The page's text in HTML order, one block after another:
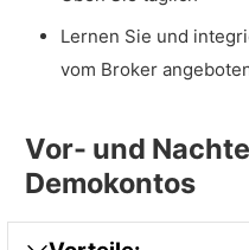
Lernen Sie und
vom Broker
Vor- und
Demokontos